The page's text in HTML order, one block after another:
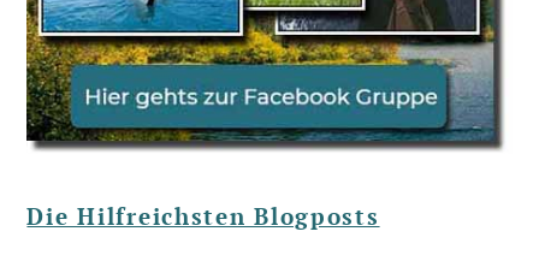
Die Hilfreichsten Blogposts